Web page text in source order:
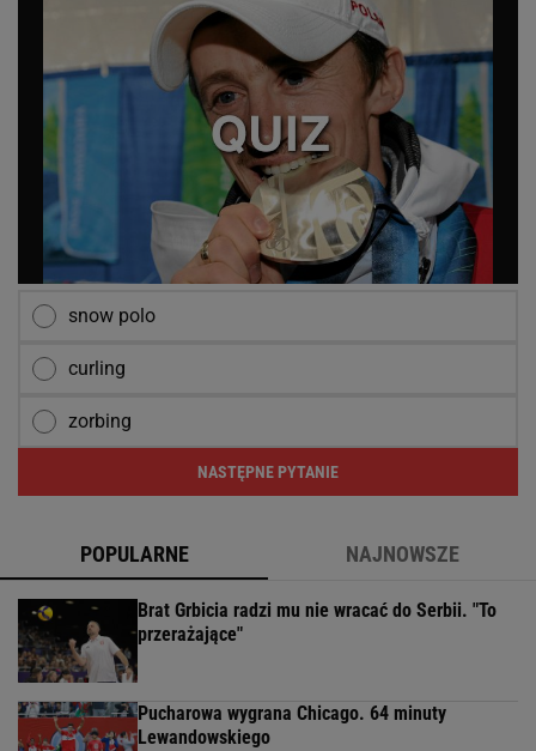
snow polo
curling
zorbing
NASTĘPNE PYTANIE
POPULARNE NAJNOWSZE
Brat Grbicia radzi mu nie wracać do Serbii. "To
przerażające"
Pucharowa wygrana Chicago. 64 minuty
Lewandowskiego